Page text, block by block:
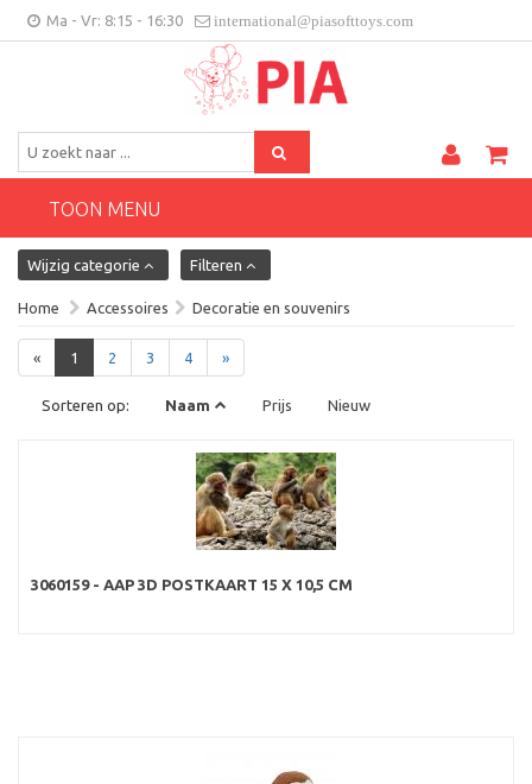
Ma - Vr: 8:15 - 16:30 international@piasofttoys.com
Klantenfeedback
BE/NL
TOON MENU
Wijzig categorie Filteren
Home Accessoires Decoratie en souvenirs
« 1 2 3 4 »
Sorteren op: Naam Prijs Nieuw
3060159 - AAP 3D POSTKAART 15 X 10,5 CM